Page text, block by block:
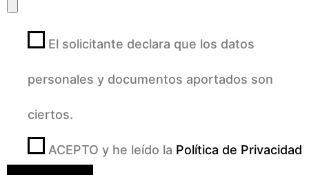
El solicitante declara que los datos
personales y documentos aportados son
ciertos.
ACEPTO y he leído la Política de Privacidad